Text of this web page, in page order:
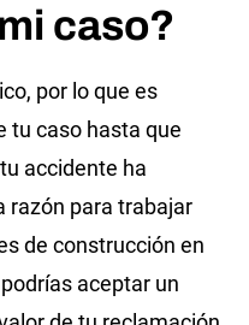
caso?
por lo que es
tu caso hasta que
accidente ha
razón para trabajar
de construcción en
aceptar un